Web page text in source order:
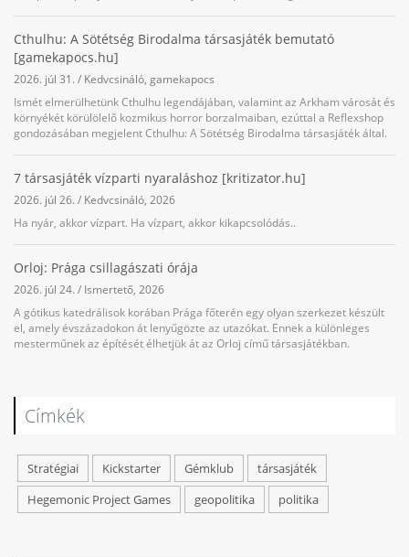
Cthulhu: A Sötétség Birodalma társasjáték bemutató
[gamekapocs.hu]
2026. júl 31. / Kedvcsináló gamekapocs
Ismét elmerülhetünk Cthulhu legendájában, valamint az Arkham városát és
környékét körülölelő kozmikus horror borzalmaiban, ezúttal a Reflexshop
gondozásában megjelent Cthulhu: A Sötétség Birodalma társasjáték által.
7 társasjáték vízparti nyaraláshoz [kritizator.hu]
2026. júl 26. / Kedvcsináló 2026
Ha nyár, akkor vízpart. Ha vízpart, akkor kikapcsolódás..
Orloj: Prága csillagászati órája
2026. júl 24. / Ismertető 2026
A gótikus katedrálisok korában Prága főterén egy olyan szerkezet készült
el, amely évszázadokon át lenyűgözte az utazókat. Ennek a különleges
mesterműnek az építését élhetjük át az Orloj című társasjátékban.
Címkék
Stratégiai Kickstarter Gémklub
társasjáték
Hegemonic Project Games
geopolitika politika